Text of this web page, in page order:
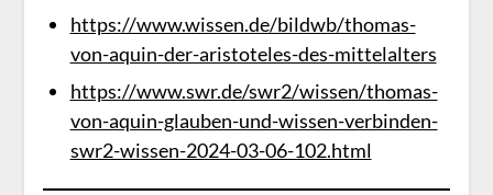
https://www.wissen.de/bildwb/thomas-
von-aquin-der-aristoteles-des-mittelalters
https://www.swr.de/swr2/wissen/thomas-
von-aquin-glauben-und-wissen-verbinden-
swr2-wissen-2024-03-06-102.html